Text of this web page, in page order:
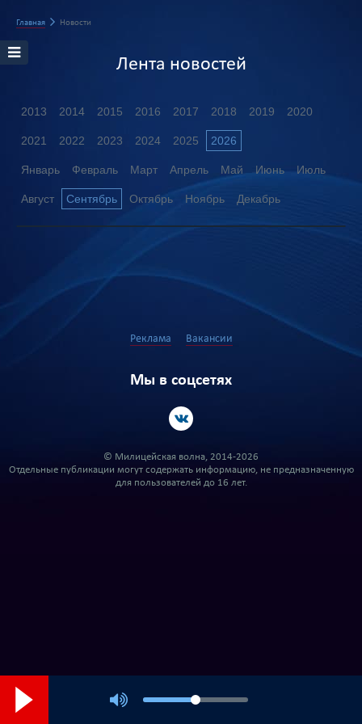
Главная Новости
Лента новостей
2013 2014 2015 2016 2017 2018 2019 2020
2021 2022 2023 2024 2025 2026
Январь Февраль Март Апрель Май Июнь Июль
Август Сентябрь Октябрь Ноябрь Декабрь
Реклама Вакансии
Мы в соцсетях
© Милицейская волна, 2014-2026
Отдельные публикации могут содержать информацию, не предназначенную
для пользователей до 16 лет.